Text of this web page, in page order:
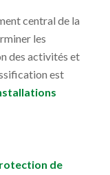
central de la
les
des activités et
est
de